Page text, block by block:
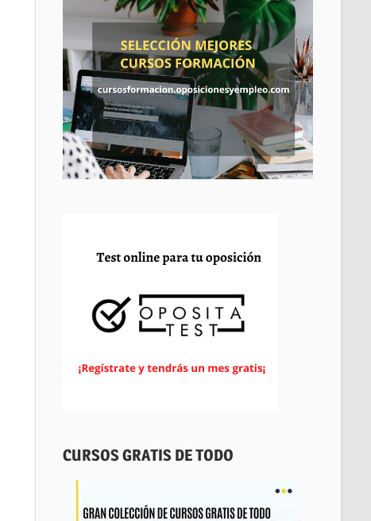
CURSOS GRATIS DE TODO